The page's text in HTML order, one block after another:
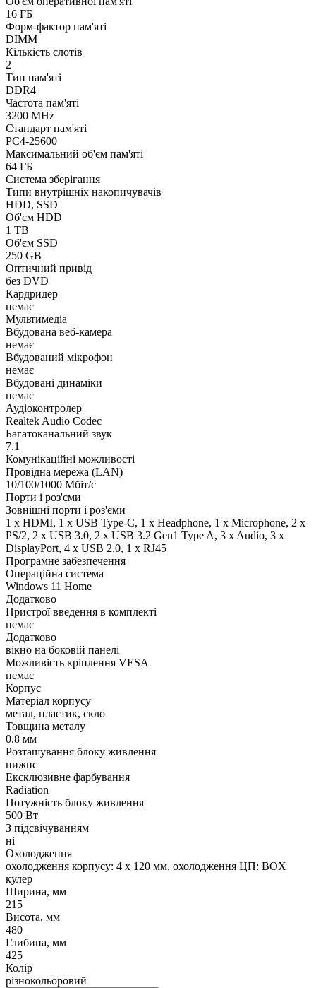
16 ГБ
Форм-фактор пам'яті
DIMM
Кількість слотів
2
Тип пам'яті
DDR4
Частота пам'яті
3200 MHz
Стандарт пам'яті
PC4-25600
Максимальний об'єм пам'яті
64 ГБ
Система зберігання
Типи внутрішніх накопичувачів
HDD, SSD
Об'єм HDD
1 TB
Об'єм SSD
250 GB
Оптичний привід
без DVD
Кардридер
немає
Мультимедіа
Вбудована веб-камера
немає
Вбудований мікрофон
немає
Вбудовані динаміки
немає
Аудіоконтролер
Realtek Audio Codec
Багатоканальний звук
7.1
Комунікаційні можливості
Провідна мережа (LAN)
10/100/1000 Мбіт/с
Порти і роз'єми
Зовнішні порти і роз'єми
1 x HDMI, 1 x USB Type-C, 1 x Нeadphone, 1 х Microphone, 2 x
PS/2, 2 x USB 3.0, 2 x USB 3.2 Gen1 Type A, 3 x Audio, 3 x
DisplayPort, 4 x USB 2.0, 1 x RJ45
Програмне забезпечення
Операційна система
Windows 11 Home
Додатково
Пристрої введення в комплекті
немає
Додатково
вікно на боковій панелі
Можливість кріплення VESA
немає
Корпус
Матеріал корпусу
метал, пластик, скло
Товщина металу
0.8 мм
Розташування блоку живлення
нижнє
Ексклюзивне фарбування
Radiation
Потужність блоку живлення
500 Вт
З підсвічуванням
ні
Охолодження
охолодження корпусу: 4 x 120 мм, охолодження ЦП: BOX
кулер
Ширина, мм
215
Висота, мм
480
Глибина, мм
425
Колір
різнокольоровий